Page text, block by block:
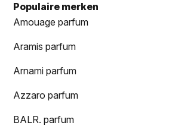
Populaire merken
Amouage parfum
Aramis parfum
Arnami parfum
Azzaro parfum
BALR. parfum